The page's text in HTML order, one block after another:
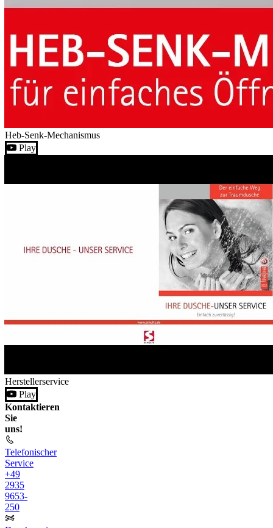
Heb-Senk-Mechanismus
Play
Herstellerservice
Play
Kontaktieren
Sie
uns!
Telefonischer
Service
+49
2935
9653-
250